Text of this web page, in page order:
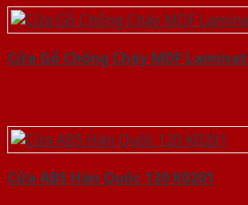
Cửa Gỗ Chống Cháy MDF
Cửa ABS Hàn Quốc 120 K0201